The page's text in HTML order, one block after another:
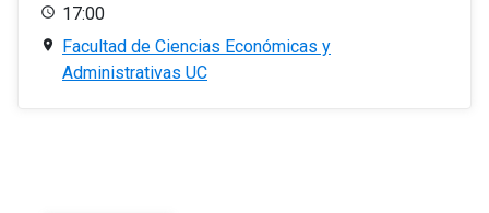
17:00
Facultad de Ciencias Económicas y
Administrativas UC